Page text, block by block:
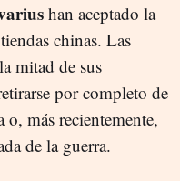
han aceptado la
chinas. Las
mitad de sus
por completo de
o, más recientemente,
de la guerra.